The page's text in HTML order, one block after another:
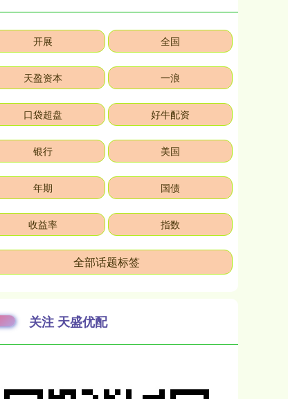
开展 全国
天盈资本 一浪
口袋超盘 好牛配资
银行 美国
年期 国债
收益率 指数
全部话题标签
关注 天盛优配